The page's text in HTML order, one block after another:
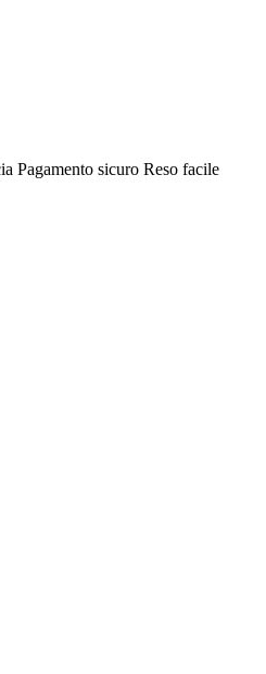
Pagamento sicuro Reso facile